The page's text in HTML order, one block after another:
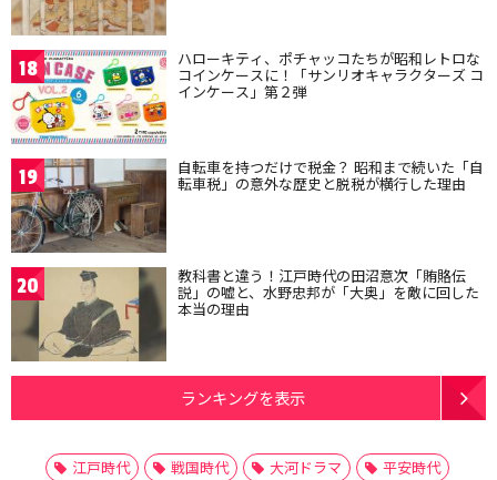
18 ハローキティ、ポチャッコたちが昭和レトロな
コインケースに！「サンリオキャラクターズ コ
インケース」第２弾
19 自転車を持つだけで税金？ 昭和まで続いた「自
転車税」の意外な歴史と脱税が横行した理由
20 教科書と違う！江戸時代の田沼意次「賄賂伝
説」の嘘と、水野忠邦が「大奥」を敵に回した
本当の理由
ランキングを表示
江戸時代 戦国時代 大河ドラマ
平安時代